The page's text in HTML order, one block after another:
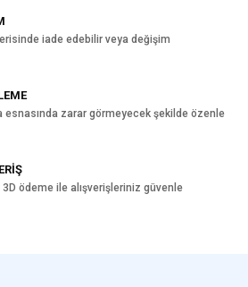
iade edebilir veya değişim
esnasında zarar görmeyecek şekilde özenle
3D ödeme ile alışverişleriniz güvenle